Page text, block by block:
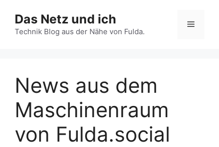
Inhalt
springen
Das Netz und ich
Technik Blog aus der Nähe von Fulda.
Menü
News aus dem
Maschinenraum
von Fulda.social